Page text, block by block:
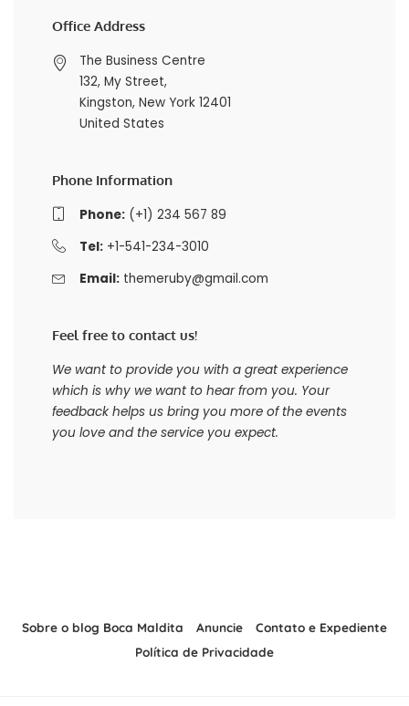
Office Address
The Business Centre
132, My Street,
Kingston, New York 12401
United States
Phone Information
Phone:(+1) 234 567 89
Tel:+1-541-234-3010
Email: themeruby@gmail.com
Feel free to contact us!
We want to provide you with a great experience
which is why we want to hear from you. Your
feedback helps us bring you more of the events
you love and the service you expect.
Sobre o blog Boca Maldita Anuncie
Contato e Expediente
Política de Privacidade